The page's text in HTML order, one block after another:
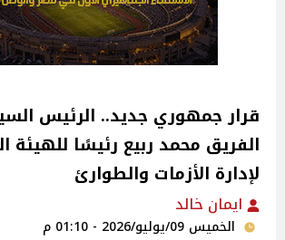
قرار جمهوري جديد.. الرئيس
الفريق محمد ربيع رئيسًا للهيئة
لإدارة الأزمات والطوارئ
ايمان خالد
الخميس 09/يوليو/2026 - 01:10 م